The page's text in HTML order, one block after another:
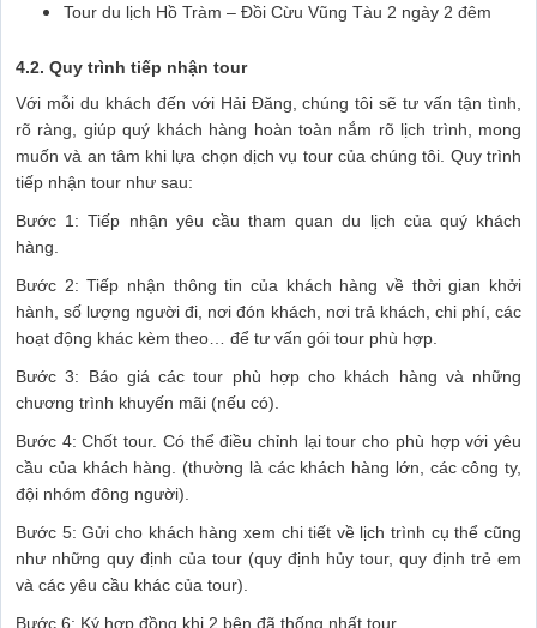
Tour du lịch Hồ Tràm – Đồi Cừu Vũng Tàu 2 ngày 2 đêm
4.2. Quy trình tiếp nhận tour
Với mỗi du khách đến với Hải Đăng, chúng tôi sẽ tư vấn tận tình,
rõ ràng, giúp quý khách hàng hoàn toàn nắm rõ lịch trình, mong
muốn và an tâm khi lựa chọn dịch vụ tour của chúng tôi. Quy trình
tiếp nhận tour như sau:
Bước 1: Tiếp nhận yêu cầu tham quan du lịch của quý khách
hàng.
Bước 2: Tiếp nhận thông tin của khách hàng về thời gian khởi
hành, số lượng người đi, nơi đón khách, nơi trả khách, chi phí, các
hoạt động khác kèm theo… để tư vấn gói tour phù hợp.
Bước 3: Báo giá các tour phù hợp cho khách hàng và những
chương trình khuyến mãi (nếu có).
Bước 4: Chốt tour. Có thể điều chỉnh lại tour cho phù hợp với yêu
cầu của khách hàng. (thường là các khách hàng lớn, các công ty,
đội nhóm đông người).
Bước 5: Gửi cho khách hàng xem chi tiết về lịch trình cụ thể cũng
như những quy định của tour (quy định hủy tour, quy định trẻ em
và các yêu cầu khác của tour).
Bước 6: Ký hợp đồng khi 2 bên đã thống nhất tour.